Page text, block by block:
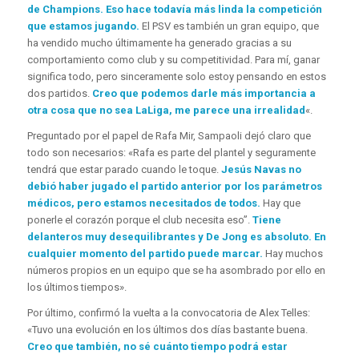
de Champions. Eso hace todavía más linda la competición
que estamos jugando. El PSV es también un gran equipo, que
ha vendido mucho últimamente ha generado gracias a su
comportamiento como club y su competitividad. Para mí, ganar
significa todo, pero sinceramente solo estoy pensando en estos
dos partidos. Creo que podemos darle más importancia a
otra cosa que no sea LaLiga, me parece una irrealidad«.
Preguntado por el papel de Rafa Mir, Sampaoli dejó claro que
todo son necesarios: «Rafa es parte del plantel y seguramente
tendrá que estar parado cuando le toque. Jesús Navas no
debió haber jugado el partido anterior por los parámetros
médicos, pero estamos necesitados de todos. Hay que
ponerle el corazón porque el club necesita eso”. Tiene
delanteros muy desequilibrantes y De Jong es absoluto. En
cualquier momento del partido puede marcar. Hay muchos
números propios en un equipo que se ha asombrado por ello en
los últimos tiempos».
Por último, confirmó la vuelta a la convocatoria de Alex Telles:
«Tuvo una evolución en los últimos dos días bastante buena.
Creo que también, no sé cuánto tiempo podrá estar